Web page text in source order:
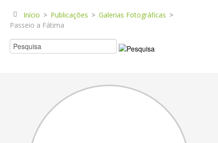
Publicações
Notícias
Galerias Fotográficas
Dia da Amizade
Dia da Mulher
Início > Publicações > Galerias Fotográficas >
Passeio a Fátima